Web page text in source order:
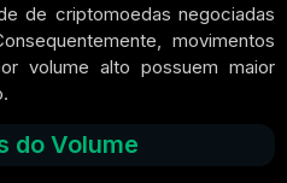
de criptomoedas negociadas
movimentos
volume alto possuem maior
do Volume